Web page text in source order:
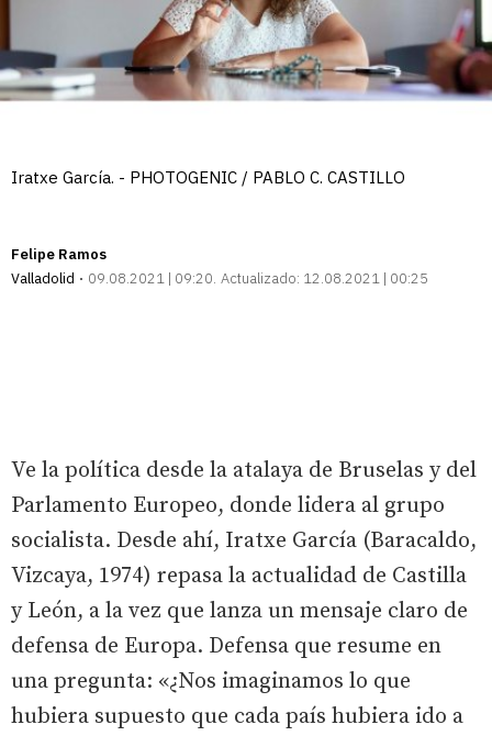
Iratxe García. - PHOTOGENIC / PABLO C. CASTILLO
Felipe Ramos
Valladolid
09.08.2021 | 09:20 Actualizado: 12.08.2021 | 00:25
Ve la política desde la atalaya de Bruselas y del
Parlamento Europeo, donde lidera al grupo
socialista. Desde ahí, Iratxe García (Baracaldo,
Vizcaya, 1974) repasa la actualidad de Castilla
y León, a la vez que lanza un mensaje claro de
defensa de Europa. Defensa que resume en
una pregunta: «¿Nos imaginamos lo que
hubiera supuesto que cada país hubiera ido a